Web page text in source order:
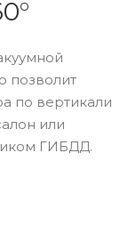
позволит
по вертикали
или
ГИБДД.